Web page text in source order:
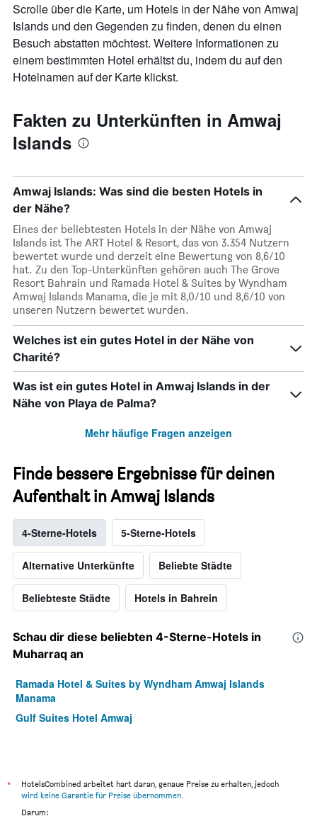
Scrolle über die Karte, um Hotels in der Nähe von Amwaj
Islands und den Gegenden zu finden, denen du einen
Besuch abstatten möchtest. Weitere Informationen zu
einem bestimmten Hotel erhältst du, indem du auf den
Hotelnamen auf der Karte klickst.
Fakten zu Unterkünften in Amwaj
Islands
Amwaj Islands: Was sind die besten Hotels in
der Nähe?
Eines der beliebtesten Hotels in der Nähe von Amwaj
Islands ist The ART Hotel & Resort, das von 3.354 Nutzern
bewertet wurde und derzeit eine Bewertung von 8,6/10
hat. Zu den Top-Unterkünften gehören auch The Grove
Resort Bahrain und Ramada Hotel & Suites by Wyndham
Amwaj Islands Manama, die je mit 8,0/10 und 8,6/10 von
unseren Nutzern bewertet wurden.
Welches ist ein gutes Hotel in der Nähe von
Charité?
Was ist ein gutes Hotel in Amwaj Islands in der
Nähe von Playa de Palma?
Mehr häufige Fragen anzeigen
Finde bessere Ergebnisse für deinen
Aufenthalt in Amwaj Islands
4-Sterne-Hotels 5-Sterne-Hotels
Alternative Unterkünfte Beliebte Städte
Beliebteste Städte Hotels in Bahrein
Schau dir diese beliebten 4-Sterne-Hotels in
Muharraq an
Ramada Hotel & Suites by Wyndham Amwaj Islands
Manama
Gulf Suites Hotel Amwaj
*
HotelsCombined arbeitet hart daran, genaue Preise zu erhalten, jedoch
wird keine Garantie für Preise übernommen.
Darum: